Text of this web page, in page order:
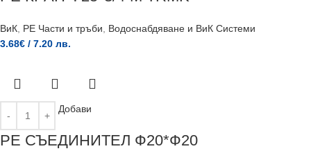
ВиК, PE Части и тръби, Водоснабдяване и ВиК Системи
3.68€ / 7.20 лв.
Добави
РЕ СЪЕДИНИТЕЛ Ф20*Ф20